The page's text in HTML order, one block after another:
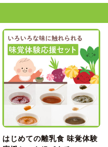
はじめての離乳食 味覚体験